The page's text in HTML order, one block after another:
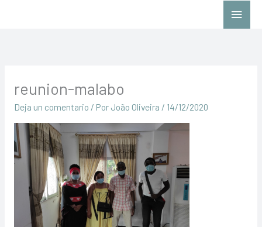
Menú
reunion-malabo
Deja un comentario / Por João Oliveira / 14/12/2020